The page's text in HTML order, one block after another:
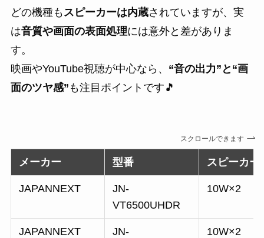
どの機種も スピーカーは内蔵されていますが、実
は音質や画面の表面処理には意外と差がありま
す。
映画やYouTube視聴が中心なら、 “音の出力”と“画
面のツヤ感” も注目ポイントです🎵
スクロールできます
メーカー 型番 スピーカー
JAPANNEXT
JN-
VT6500UHDR
10W×2
JAPANNEXT
JN-
10W×2